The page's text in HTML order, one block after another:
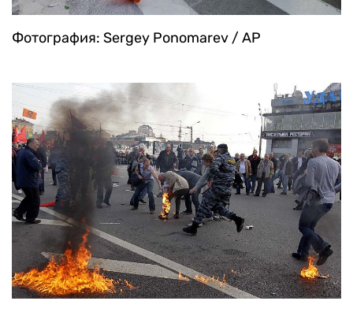
Фотография: Sergey Ponomarev / AP